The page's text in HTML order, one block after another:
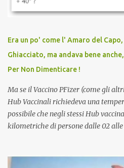
persona cattiva. Non avevamo mai
vaccino usato per minacciare i
scuola. Non avevamo mai visto un
dodicenne di ignorare il consenso
che abbiamo elencato sopra...
Era un po' come l' Amaro del
Ghiacciato, ma andava bene
Per Non Dimenticare !
Ma se il Vaccino PFizer (come gli
Hub Vaccinali richiedeva una
possibile che negli stessi Hub
kilometriche di persone dalle 02
Vaccino come: l' Amaro del Capo,